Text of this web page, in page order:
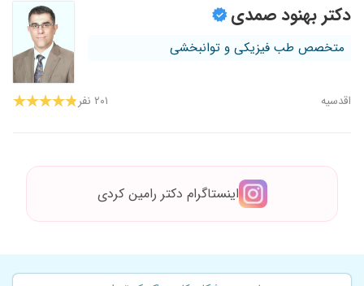
دکتر بهنود صمدی
متخصص طب فیزیکی و توانبخشی
اقدسیه ۲۰۱ نفر
اینستاگرام دکتر رامین کردی